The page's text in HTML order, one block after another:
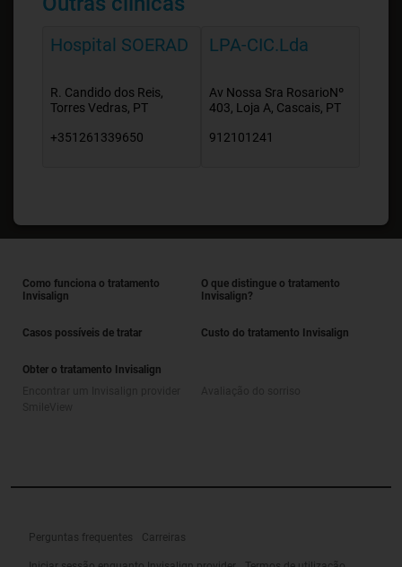
Hospital SOERAD
R. Candido dos Reis,
Torres Vedras, PT
+351261339650
LPA-CIC.Lda
Av Nossa Sra RosarioNº
403, Loja A, Cascais, PT
912101241
Como funciona o tratamento
Invisalign
O que distingue o tratamento
Invisalign?
Casos possíveis de tratar Custo do tratamento Invisalign
Obter o tratamento Invisalign
Perguntas frequentes Carreiras